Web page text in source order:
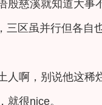
殷慈溪就知道大
三区虽并行但各自
人啊，别说他这
就很nice。